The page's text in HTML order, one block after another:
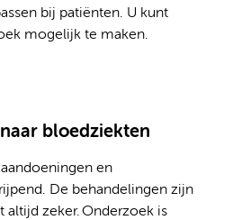
bij patiënten. U kunt
mogelijk te maken.
bloedziekten
en
De behandelingen zijn
altijd zeker. Onderzoek is